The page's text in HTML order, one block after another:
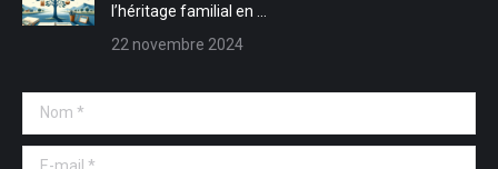
l’héritage familial en …
22 novembre 2024
Nom *
E-mail *